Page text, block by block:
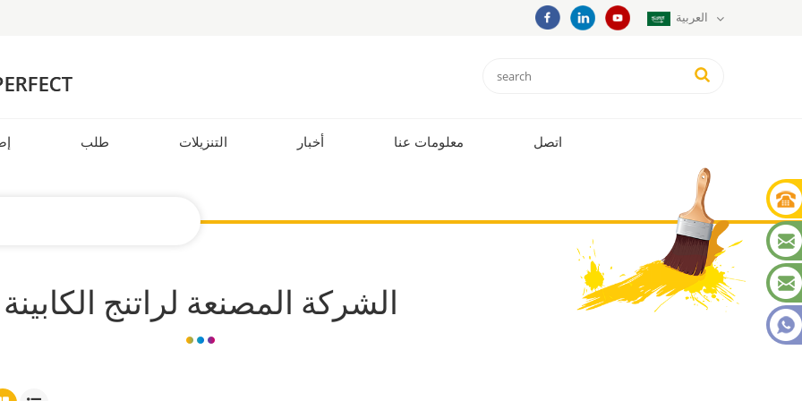
طلب التنزيلات أخبار معلومات عنا اتصل
الشركة المصنعة لراتنج الكابينة